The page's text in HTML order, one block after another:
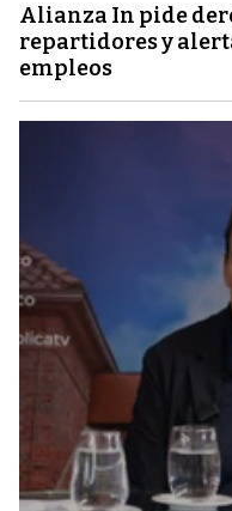
Alianza In pide
repartidores y
empleos